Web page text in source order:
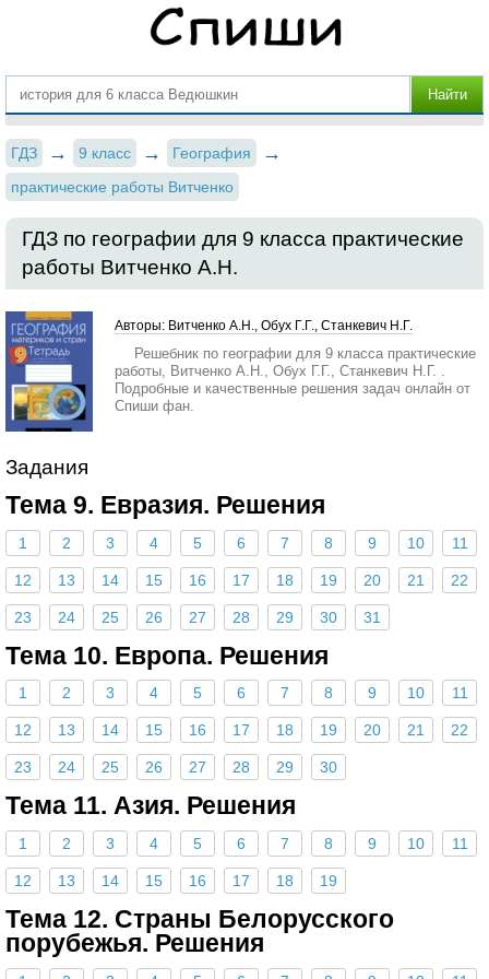
ГДЗ 9 класс
География
практические работы Витченко
ГДЗ по географии для 9 класса практические
работы Витченко А.Н.
Авторы: Витченко А.Н., Обух Г.Г., Станкевич Н.Г.
Решебник по географии для 9 класса практические
работы, Витченко А.Н., Обух Г.Г., Станкевич Н.Г. .
Подробные и качественные решения задач онлайн от
Спиши фан.
Задания
Тема 9. Евразия. Решения
1 2 3 4 5 6 7 8 9 10 11
12 13 14 15 16 17 18 19 20 21 22
23 24 25 26 27 28 29 30 31
Тема 10. Европа. Решения
1 2 3 4 5 6 7 8 9 10 11
12 13 14 15 16 17 18 19 20 21 22
23 24 25 26 27 28 29 30
Тема 11. Азия. Решения
1 2 3 4 5 6 7 8 9 10 11
12 13 14 15 16 17 18 19
Тема 12. Страны Белорусского
порубежья. Решения